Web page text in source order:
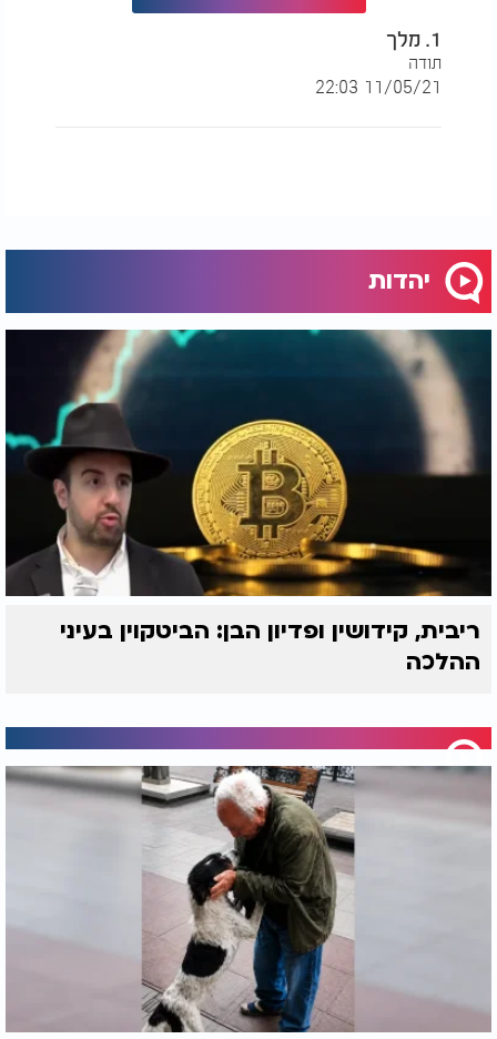
1. מלך
תודה
11/05/21 22:03
יהדות
ריבית, קידושין ופדיון הבן: הביטקוין בעיני
ההלכה